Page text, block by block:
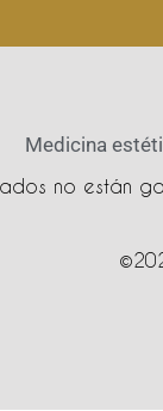
Medicina
no están